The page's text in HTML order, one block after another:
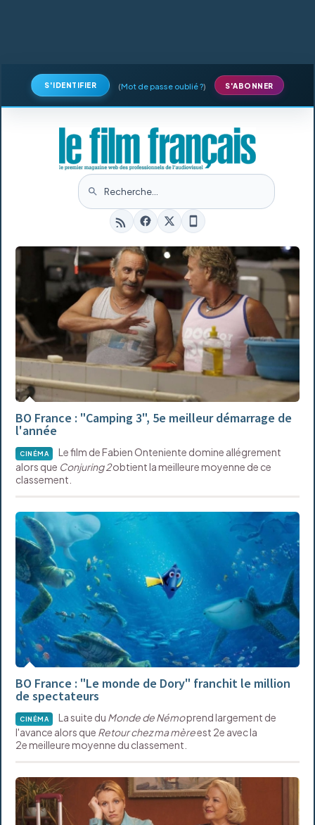
S'IDENTIFIER (Mot de passe oublié ?) S'ABONNER
BO France : "Camping 3", 5e meilleur démarrage de
l'année
CINÉMA
Le film de Fabien Onteniente domine allégrement
alors que Conjuring 2obtient la meilleure moyenne de ce
classement.
BO France : "Le monde de Dory" franchit le million
de spectateurs
CINÉMA La suite du Monde de Némoprend largement de
l'avance alors que Retour chez ma mèreest 2e avec la
2e meilleure moyenne du classement.